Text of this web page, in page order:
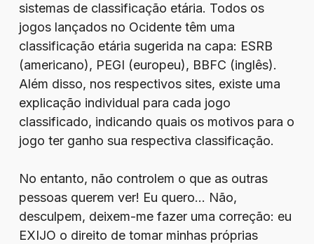
sistemas de classificação etária. Todos os
jogos lançados no Ocidente têm uma
classificação etária sugerida na capa: ESRB
(americano), PEGI (europeu), BBFC (inglês).
Além disso, nos respectivos sites, existe uma
explicação individual para cada jogo
classificado, indicando quais os motivos para o
jogo ter ganho sua respectiva classificação.
No entanto, não controlem o que as outras
pessoas querem ver! Eu quero… Não,
desculpem, deixem-me fazer uma correção: eu
EXIJO o direito de tomar minhas próprias